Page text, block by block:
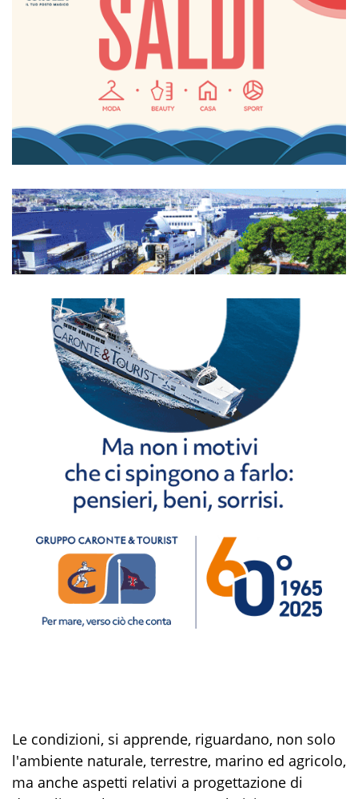
Le condizioni, si apprende, riguardano, non solo
l'ambiente naturale, terrestre, marino ed agricolo,
ma anche aspetti relativi a progettazione di